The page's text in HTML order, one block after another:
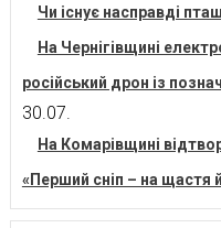
Чи існує насправді
На Чернігівщині
російський дрон із
30.07.
На Комарівщині
«Перший сніп – на щастя